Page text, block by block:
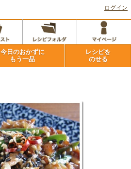
ログイン
今日のおかずに
もう一品
レシピを
のせる